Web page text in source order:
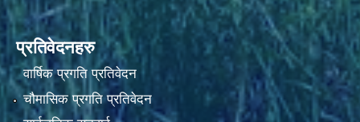
प्रतिवेदनहरु
वार्षिक प्रगति प्रतिवेदन
चौमासिक प्रगति प्रतिवेदन